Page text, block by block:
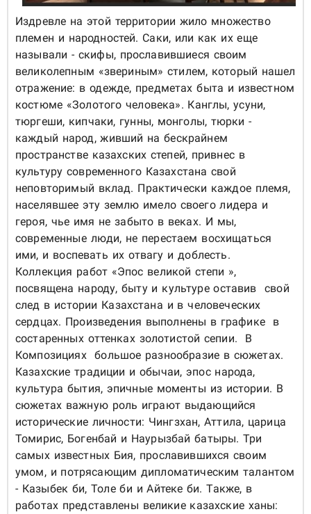
Издревле на этой территории жило множество
племен и народностей. Саки, или как их еще
называли - скифы, прославившиеся своим
великолепным «звериным» стилем, который нашел
отражение: в одежде, предметах быта и известном
костюме «Золотого человека». Канглы, усуни,
тюргеши, кипчаки, гунны, монголы, тюрки -
каждый народ, живший на бескрайнем
пространстве казахских степей, привнес в
культуру современного Казахстана свой
неповторимый вклад. Практически каждое племя,
населявшее эту землю имело своего лидера и
героя, чье имя не забыто в веках. И мы,
современные люди, не перестаем восхищаться
ими, и воспевать их отвагу и доблесть.
Коллекция работ «Эпос великой степи »,
посвящена народу, быту и культуре оставив свой
след в истории Казахстана и в человеческих
сердцах. Произведения выполнены в графике в
состаренных оттенках золотистой сепии. В
Композициях большое разнообразие в сюжетах.
Казахские традиции и обычаи, эпос народа,
культура бытия, эпичные моменты из истории. В
сюжетах важную роль играют выдающийся
исторические личности: Чингзхан, Аттила, царица
Томирис, Богенбай и Наурызбай батыры. Три
самых известных Бия, прославившихся своим
умом, и потрясающим дипломатическим талантом
- Казыбек би, Толе би и Айтеке би. Также, в
работах представлены великие казахские ханы: